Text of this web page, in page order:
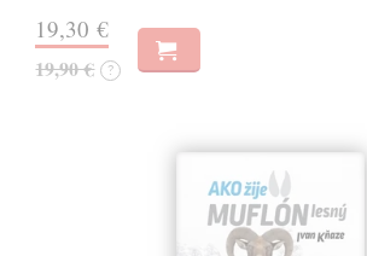
19,30 €
19,90 € ?